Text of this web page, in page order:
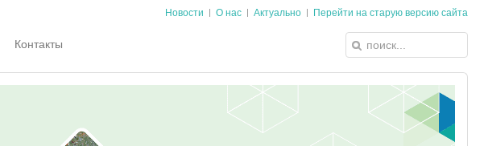
Новости О нас Актуально Перейти на старую версию сайта
Контакты